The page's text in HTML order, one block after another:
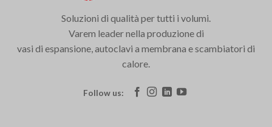
Soluzioni di qualità per tutti i volumi.
Varem leader nella produzione di
vasi di espansione, autoclavi a membrana e scambiatori di
calore.
Follow us: